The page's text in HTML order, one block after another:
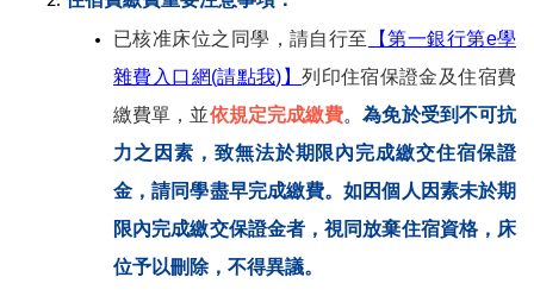
已核准床位之同學，請自行至
【第一銀行第e學
雜費入口網(請點我)】列印住宿保證金及住宿費
繳費單，並依規定完成繳費。為免於受到不可抗
力之因素，致無法於期限內完成繳交住宿保證
金，請同學盡早完成繳費。如因個人因素未於期
限內完成繳交保證金者，視同放棄住宿資格，床
位予以刪除，不得異議。